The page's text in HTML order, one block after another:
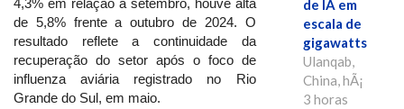
de 5,8% frente a outubro de 2024. O
resultado reflete a continuidade da
recuperação do setor após o foco de
influenza aviária registrado no Rio
Grande do Sul, em maio.
de IA em
escala de
gigawatts
Ulanqab,
China, hÃ¡
3 horas